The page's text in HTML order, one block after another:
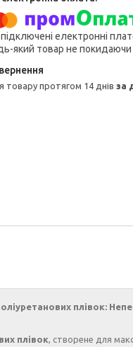
підключені електронні
який товар не покидаючи
товару протягом 14 днів за
плівок:
плівок, створене для